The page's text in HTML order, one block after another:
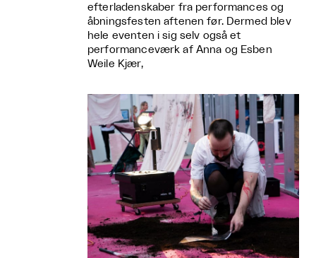
efterladenskaber fra performances og
åbningsfesten aftenen før. Dermed blev
hele eventen i sig selv også et
performanceværk af Anna og Esben
Weile Kjær,